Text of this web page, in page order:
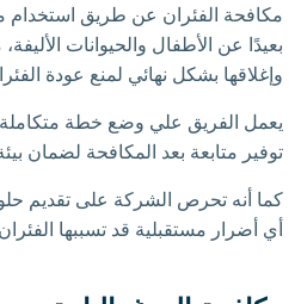
مكافحة الفئران عن طريق
بعيدًا عن الأطفال والحيوانات
وإغلاقها بشكل نهائي لمنع عودة
يعمل الفريق علي وضع خطة
توفير متابعة بعد المكافحة لضمان
كما أنه تحرص الشركة على تقديم
أي أضرار مستقبلية قد تسببها